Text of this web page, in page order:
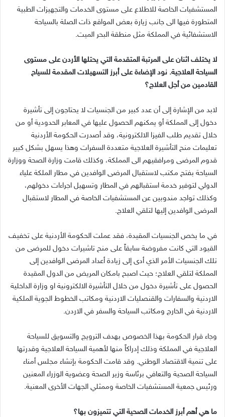
المستشفيات الخاصة للاطلاع على مستوى الخدمات والتجهيزات الطبية
المتطورة فيها الى جانب زيارة بعض المواقع ذات الصلة بالسياحة
الاستشفائية في المملكة مثل منطقة البحر الميت.
لا يختلف اثنان على المرتبة المتقدمة التي يحتلها الأردن على مستوى
السياحة العلاجية. نود الإضاءة على أبرز التسهيلات المقدمة للسياح
القادمين من أجل العلاج؟
لابد من الإشارة إلى أن عدد كبير من الجنسيات لا يحتاجون إلى تأشيرة
دخول إلى المملكة أو يمكنهم الحصول عليها في المعابر الحدودية أو من
خلال تقديم طلب الفيزا الالكترونية، وقد أصدرت الحكومة الأردنية
تعليمات منح التأشيرة العلاجية متعددة السفرات وهذا يسهل بشكل كبير
قدوم المرضى ومرافقيهم الى المملكة، وكذلك قامت وزارة الصحة ووزارة
السياحة بفتح مكتب لاستقبال المرضى الوافدين في مطار الملكة علياء
الدولي لتوفير خدمة استقبالهم في المطار وتسهيل اجراءات دخولهم،
وكذلك تواجد مندوبين عن المستشفيات الخاصة في المطار لاستقبال
المرضى الوافدين إليها لتلقي العلاج.
في ما يخص الجنسيات المقيدة، فقد عملت الحكومة الأردنية على تخفيف
القيود التي كانت مفروضة سابقاً على منح تاشيرات دخول للمرضى من
تلك الجنسيات الأمر الذي أدى إلى زيادة أعداد المرضى الوافدين إلى
المملكة لتلقي العلاج؛ حيث اصبح بامكان المريض من الدول المقيدة
الحصول على تأشيرة دخول من خلال التأشيرة الالكترونية او وزارة الداخلية
الاردنية والسفارات والقنصليات الاردنية ومكاتب الخطوط الجوية الملكية
الاردنية في الخارج ومكاتب السياحة والسفر في الاردن.
وجاء قرار الحكومة بهذا الخصوص بهدف الترويج والتسويق للسياحة
العلاجية في المملكة وذلك إدراكاً منها لأهمية السياحة العلاجية وقدرتها
على تنمية الاقتصاد الوطني. وقد قامت الحكومة بإنشاء مجلس أمناء
السياحة الصحية والتعافي برئاسة وزير الصحة وعضوية الوزراء المعنين
ورئيس جمعية المستشفيات الخاصة وممثلي الجهات الأخرى المعنية.
ما هي أهم أبرز الخدمات الصحية التي تتميزون بها؟